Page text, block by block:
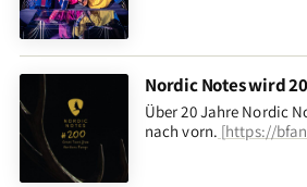
Nordic Notes wird
Über 20 Jahre Nordic
nach vorn. [https://